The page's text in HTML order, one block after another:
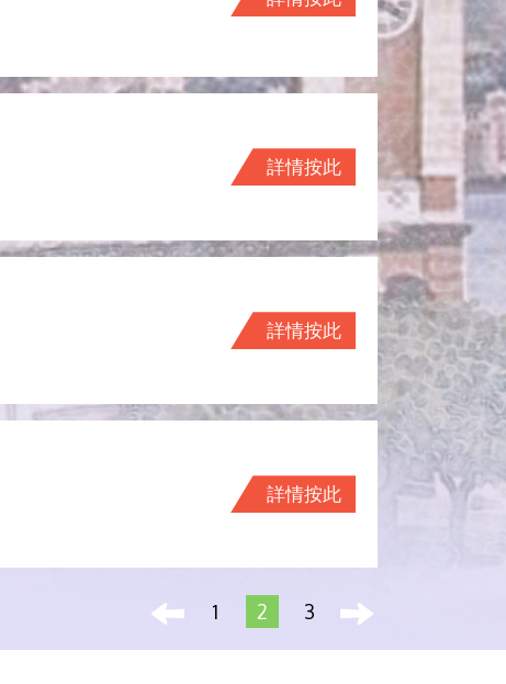
詳情按此
詳情按此
詳情按此
1 2 3